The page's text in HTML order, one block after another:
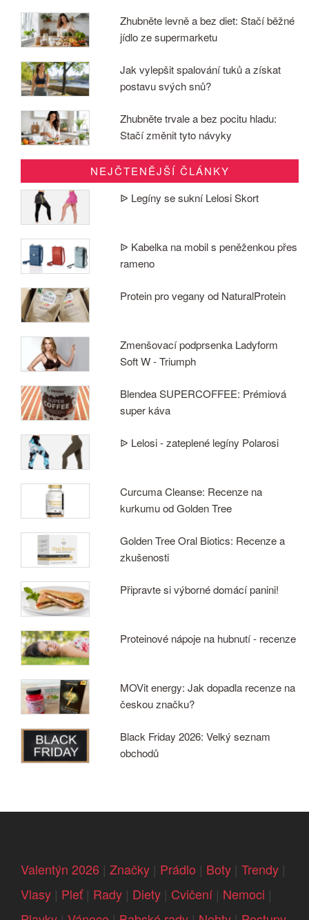
Zhubněte levně a bez diet: Stačí běžné
jídlo ze supermarketu
Jak vylepšit spalování tuků a získat
postavu svých snů?
Zhubněte trvale a bez pocitu hladu:
Stačí změnit tyto návyky
NEJČTENĚJŠÍ ČLÁNKY
ᐉ Legíny se sukní Lelosi Skort
ᐉ Kabelka na mobil s peněženkou přes
rameno
Protein pro vegany od NaturalProtein
Zmenšovací podprsenka Ladyform
Soft W - Triumph
Blendea SUPERCOFFEE: Prémiová
super káva
ᐉ Lelosi - zateplené legíny Polarosi
Curcuma Cleanse: Recenze na
kurkumu od Golden Tree
Golden Tree Oral Biotics: Recenze a
zkušenosti
Připravte si výborné domácí panini!
Proteinové nápoje na hubnutí - recenze
MOVit energy: Jak dopadla recenze na
českou značku?
Black Friday 2026: Velký seznam
obchodů
Valentýn 2026 | Značky | Prádlo | Boty | Trendy |
Vlasy | Pleť| Rady | Diety | Cvičení| Nemoci |